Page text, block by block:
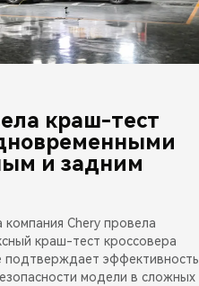
краш-тест
и задним
компания Chery провела
краш-тест кроссовера
подтверждает эффективность
модели в сложных